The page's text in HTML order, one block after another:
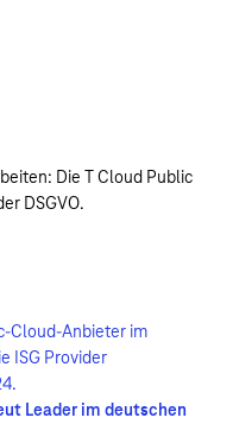
Die T Cloud Public
DSGVO.
Leader im deutschen